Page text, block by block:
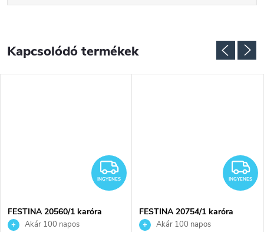
Kapcsolódó termékek
INGYENES
INGYENES
FESTINA 20560/1 karóra
Akár 100 napos
INGYENES
FESTINA 20754/1 karóra
Akár 100 napos